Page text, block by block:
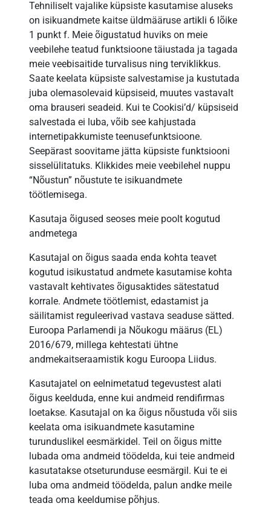
Tehniliselt vajalike küpsiste kasutamise aluseks
on isikuandmete kaitse üldmääruse artikli 6 lõike
1 punkt f. Meie õigustatud huviks on meie
veebilehe teatud funktsioone täiustada ja tagada
meie veebisaitide turvalisus ning terviklikkus.
Saate keelata küpsiste salvestamise ja kustutada
juba olemasolevaid küpsiseid, muutes vastavalt
oma brauseri seadeid. Kui te Cookisi’d/ küpsiseid
salvestada ei luba, võib see kahjustada
internetipakkumiste teenusefunktsioone.
Seepärast soovitame jätta küpsiste funktsiooni
sisselülitatuks. Klikkides meie veebilehel nuppu
“Nõustun” nõustute te isikuandmete
töötlemisega.
Kasutaja õigused seoses meie poolt kogutud
andmetega
Kasutajal on õigus saada enda kohta teavet
kogutud isikustatud andmete kasutamise kohta
vastavalt kehtivates õigusaktides sätestatud
korrale. Andmete töötlemist, edastamist ja
säilitamist reguleerivad vastava seaduse sätted.
Euroopa Parlamendi ja Nõukogu määrus (EL)
2016/679, millega kehtestati ühtne
andmekaitseraamistik kogu Euroopa Liidus.
Kasutajatel on eelnimetatud tegevustest alati
õigus keelduda, enne kui andmeid rendifirmas
loetakse. Kasutajal on ka õigus nõustuda või siis
keelata oma isikuandmete kasutamine
turunduslikel eesmärkidel. Teil on õigus mitte
lubada oma andmeid töödelda, kui teie andmeid
kasutatakse otseturunduse eesmärgil. Kui te ei
luba oma andmeid töödelda, palun andke meile
teada oma keeldumise põhjus.